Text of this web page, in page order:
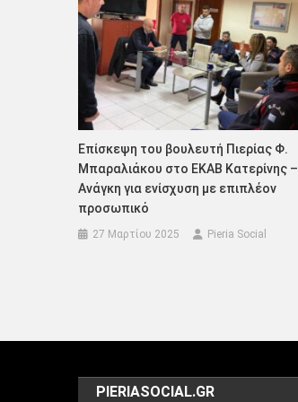
Επίσκεψη του βουλευτή Πιερίας Φ.
Μπαραλιάκου στο ΕΚΑΒ Κατερίνης –
Ανάγκη για ενίσχυση με επιπλέον
προσωπικό
27 Μαρτίου 2025 Pieria Social
PIERIASOCIAL.GR